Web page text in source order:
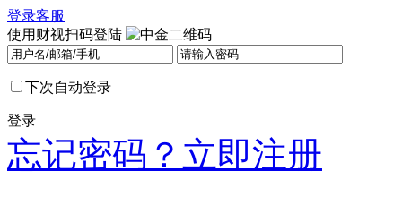
登录客服
使用财视扫码登陆
下次自动登录
登录
忘记密码？ 立即注册